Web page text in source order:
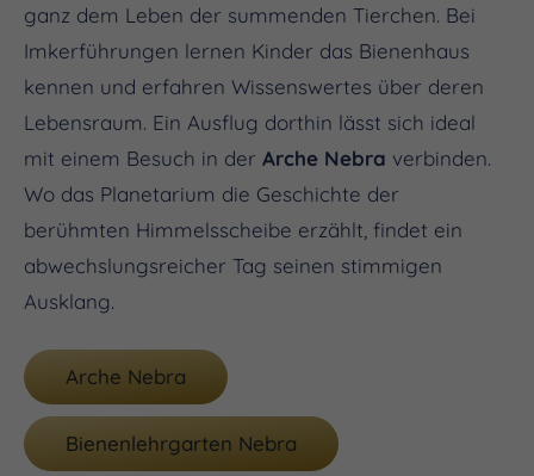
ganz dem Leben der summenden Tierchen. Bei
Imkerführungen lernen Kinder das Bienenhaus
kennen und erfahren Wissenswertes über deren
Lebensraum. Ein Ausflug dorthin lässt sich ideal
mit einem Besuch in der Arche Nebra verbinden.
Wo das Planetarium die Geschichte der
berühmten Himmelsscheibe erzählt, findet ein
abwechslungsreicher Tag seinen stimmigen
Ausklang.
Arche Nebra
Bienenlehrgarten Nebra